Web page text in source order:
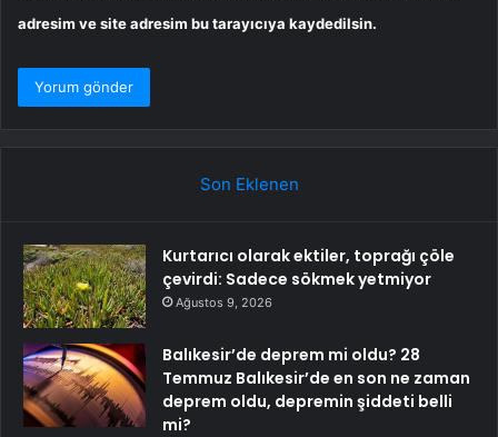
adresim ve site adresim bu tarayıcıya kaydedilsin.
Son Eklenen
Kurtarıcı olarak ektiler, toprağı çöle
çevirdi: Sadece sökmek yetmiyor
Ağustos 9, 2026
Balıkesir’de deprem mi oldu? 28
Temmuz Balıkesir’de en son ne zaman
deprem oldu, depremin şiddeti belli
mi?